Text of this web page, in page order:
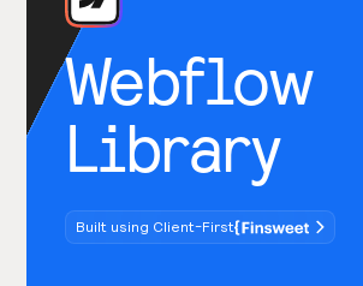
Webflow
Library
Built using Client-First